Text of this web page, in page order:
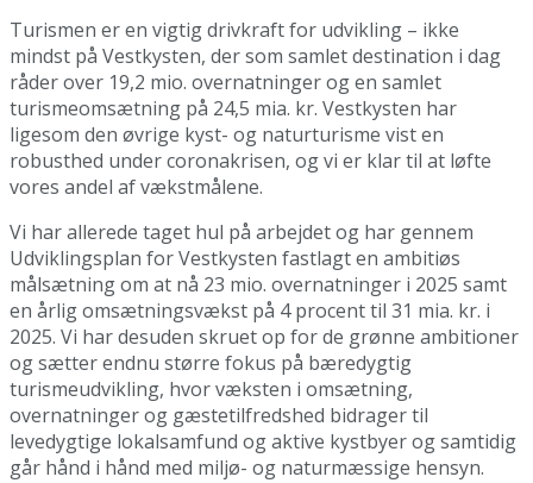
Turismen er en vigtig drivkraft for udvikling – ikke
mindst på Vestkysten, der som samlet destination i dag
råder over 19,2 mio. overnatninger og en samlet
turismeomsætning på 24,5 mia. kr. Vestkysten har
ligesom den øvrige kyst- og naturturisme vist en
robusthed under coronakrisen, og vi er klar til at løfte
vores andel af vækstmålene.
Vi har allerede taget hul på arbejdet og har gennem
Udviklingsplan for Vestkysten fastlagt en ambitiøs
målsætning om at nå 23 mio. overnatninger i 2025 samt
en årlig omsætningsvækst på 4 procent til 31 mia. kr. i
2025. Vi har desuden skruet op for de grønne ambitioner
og sætter endnu større fokus på bæredygtig
turismeudvikling, hvor væksten i omsætning,
overnatninger og gæstetilfredshed bidrager til
levedygtige lokalsamfund og aktive kystbyer og samtidig
går hånd i hånd med miljø- og naturmæssige hensyn.